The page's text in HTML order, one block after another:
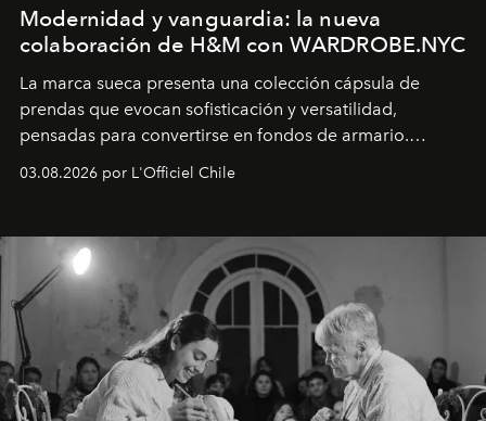
Modernidad y vanguardia: la nueva
colaboración de H&M con WARDROBE.NYC
La marca sueca presenta una colección cápsula de
prendas que evocan sofisticación y versatilidad,
pensadas para convertirse en fondos de armario.
Disponible en Chile desde el 6 de agosto.
03.08.2026 por L'Officiel Chile